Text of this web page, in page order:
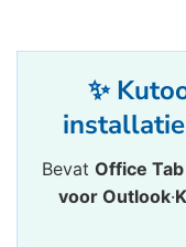
✨
Bevat Office
voor Outlook·